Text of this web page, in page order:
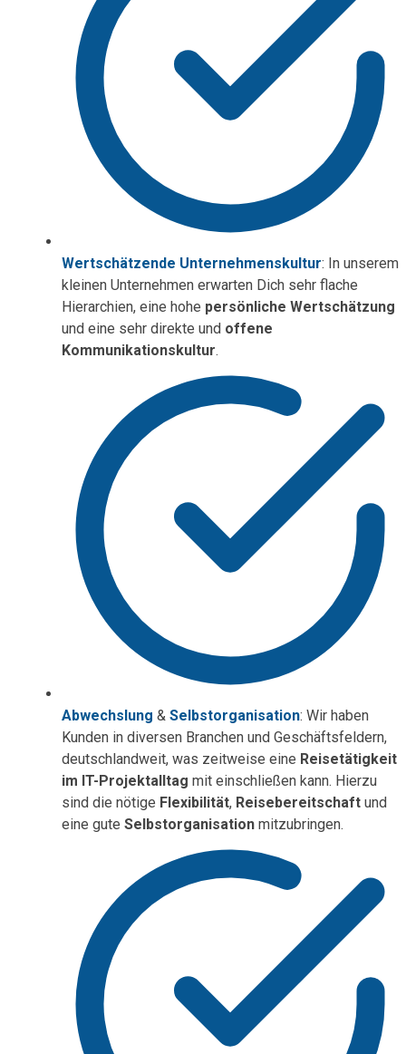
Wertschätzende Unternehmenskultur: In unserem
kleinen Unternehmen erwarten Dich sehr flache
Hierarchien, eine hohe persönliche Wertschätzung
und eine sehr direkte und offene
Kommunikationskultur.
Abwechslung & Selbstorganisation: Wir haben
Kunden in diversen Branchen und Geschäftsfeldern,
deutschlandweit, was zeitweise eine Reisetätigkeit
im IT-Projektalltag mit einschließen kann. Hierzu
sind die nötige Flexibilität, Reisebereitschaft und
eine gute Selbstorganisation mitzubringen.